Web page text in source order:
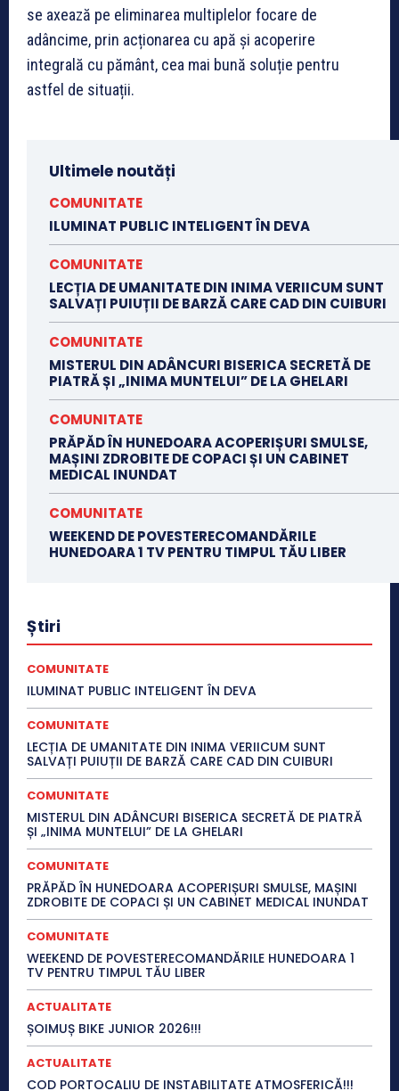
se axează pe eliminarea multiplelor focare de
adâncime, prin acționarea cu apă și acoperire
integrală cu pământ, cea mai bună soluție pentru
astfel de situații.
Ultimele noutăți
COMUNITATE
ILUMINAT PUBLIC INTELIGENT ÎN DEVA
COMUNITATE
LECȚIA DE UMANITATE DIN INIMA VERIICUM SUNT
SALVAȚI PUIUȚII DE BARZĂ CARE CAD DIN CUIBURI
COMUNITATE
MISTERUL DIN ADÂNCURI BISERICA SECRETĂ DE
PIATRĂ ȘI „INIMA MUNTELUI” DE LA GHELARI
COMUNITATE
PRĂPĂD ÎN HUNEDOARA ACOPERIȘURI SMULSE,
MAȘINI ZDROBITE DE COPACI ȘI UN CABINET
MEDICAL INUNDAT
COMUNITATE
WEEKEND DE POVESTERECOMANDĂRILE
HUNEDOARA 1 TV PENTRU TIMPUL TĂU LIBER
Știri
COMUNITATE
ILUMINAT PUBLIC INTELIGENT ÎN DEVA
COMUNITATE
LECȚIA DE UMANITATE DIN INIMA VERIICUM SUNT
SALVAȚI PUIUȚII DE BARZĂ CARE CAD DIN CUIBURI
COMUNITATE
MISTERUL DIN ADÂNCURI BISERICA SECRETĂ DE PIATRĂ
ȘI „INIMA MUNTELUI” DE LA GHELARI
COMUNITATE
PRĂPĂD ÎN HUNEDOARA ACOPERIȘURI SMULSE, MAȘINI
ZDROBITE DE COPACI ȘI UN CABINET MEDICAL INUNDAT
COMUNITATE
WEEKEND DE POVESTERECOMANDĂRILE HUNEDOARA 1
TV PENTRU TIMPUL TĂU LIBER
ACTUALITATE
ȘOIMUȘ BIKE JUNIOR 2026!!!
ACTUALITATE
COD PORTOCALIU DE INSTABILITATE ATMOSFERICĂ!!!